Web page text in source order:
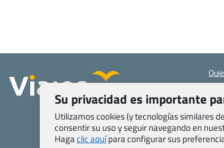
Su privacidad es importante
Utilizamos cookies (y tecnologías similares
consentir su uso y seguir navegando en
Hagaclic aquípara configurar sus